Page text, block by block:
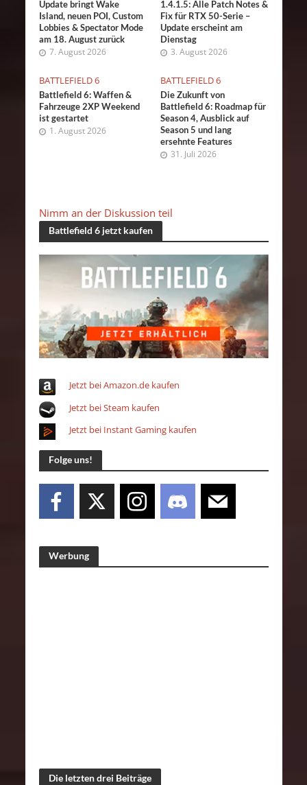
Update bringt Wake
Island, neuen POI, Custom
Lobbies & Spectator Mode
am 18. August zurück
7. August 2026
1.4.1.5: Alle Patch Notes &
Fix für RTX 50-Serie –
Update erscheint am
Dienstag
3. August 2026
BATTLEFIELD 6
Battlefield 6: Waffen &
Fahrzeuge 2XP Weekend
ist gestartet
1. August 2026
BATTLEFIELD 6
Die Zukunft von
Battlefield 6: Roadmap für
Season 4, Ausblick auf
Season 5 und lang
ersehnte Features
31. Juli 2026
Nimm an der Diskussion teil
Battlefield 6 jetzt kaufen
Jetzt bei Amazon.de kaufen
Jetzt bei Steam kaufen
Jetzt bei Instant Gaming kaufen
Folge uns!
Werbung
Die letzten drei Beiträge